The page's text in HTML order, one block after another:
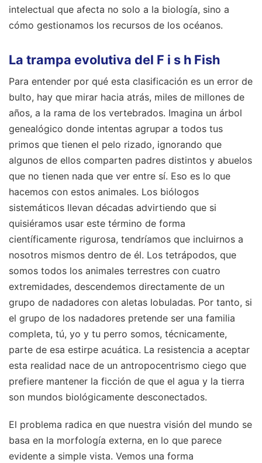
intelectual que afecta no solo a la biología, sino a
cómo gestionamos los recursos de los océanos.
La trampa evolutiva del F i s h Fish
Para entender por qué esta clasificación es un error de
bulto, hay que mirar hacia atrás, miles de millones de
años, a la rama de los vertebrados. Imagina un árbol
genealógico donde intentas agrupar a todos tus
primos que tienen el pelo rizado, ignorando que
algunos de ellos comparten padres distintos y abuelos
que no tienen nada que ver entre sí. Eso es lo que
hacemos con estos animales. Los biólogos
sistemáticos llevan décadas advirtiendo que si
quisiéramos usar este término de forma
científicamente rigurosa, tendríamos que incluirnos a
nosotros mismos dentro de él. Los tetrápodos, que
somos todos los animales terrestres con cuatro
extremidades, descendemos directamente de un
grupo de nadadores con aletas lobuladas. Por tanto, si
el grupo de los nadadores pretende ser una familia
completa, tú, yo y tu perro somos, técnicamente,
parte de esa estirpe acuática. La resistencia a aceptar
esta realidad nace de un antropocentrismo ciego que
prefiere mantener la ficción de que el agua y la tierra
son mundos biológicamente desconectados.
El problema radica en que nuestra visión del mundo se
basa en la morfología externa, en lo que parece
evidente a simple vista. Vemos una forma